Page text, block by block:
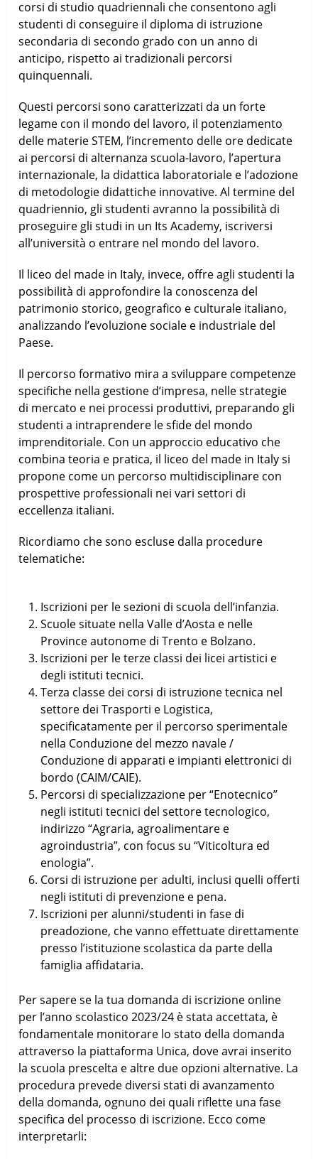
corsi di studio quadriennali che consentono agli
studenti di conseguire il diploma di istruzione
secondaria di secondo grado con un anno di
anticipo, rispetto ai tradizionali percorsi
quinquennali.
Questi percorsi sono caratterizzati da un forte
legame con il mondo del lavoro, il potenziamento
delle materie STEM, l’incremento delle ore dedicate
ai percorsi di alternanza scuola-lavoro, l’apertura
internazionale, la didattica laboratoriale e l’adozione
di metodologie didattiche innovative. Al termine del
quadriennio, gli studenti avranno la possibilità di
proseguire gli studi in un Its Academy, iscriversi
all’università o entrare nel mondo del lavoro.
Il liceo del made in Italy, invece, offre agli studenti la
possibilità di approfondire la conoscenza del
patrimonio storico, geografico e culturale italiano,
analizzando l’evoluzione sociale e industriale del
Paese.
Il percorso formativo mira a sviluppare competenze
specifiche nella gestione d’impresa, nelle strategie
di mercato e nei processi produttivi, preparando gli
studenti a intraprendere le sfide del mondo
imprenditoriale. Con un approccio educativo che
combina teoria e pratica, il liceo del made in Italy si
propone come un percorso multidisciplinare con
prospettive professionali nei vari settori di
eccellenza italiani.
Ricordiamo che sono escluse dalla procedure
telematiche:
Iscrizioni per le sezioni di scuola dell’infanzia.
Scuole situate nella Valle d’Aosta e nelle
Province autonome di Trento e Bolzano.
Iscrizioni per le terze classi dei licei artistici e
degli istituti tecnici.
Terza classe dei corsi di istruzione tecnica nel
settore dei Trasporti e Logistica,
specificatamente per il percorso sperimentale
nella Conduzione del mezzo navale /
Conduzione di apparati e impianti elettronici di
bordo (CAIM/CAIE).
Percorsi di specializzazione per “Enotecnico”
negli istituti tecnici del settore tecnologico,
indirizzo “Agraria, agroalimentare e
agroindustria”, con focus su “Viticoltura ed
enologia”.
Corsi di istruzione per adulti, inclusi quelli offerti
negli istituti di prevenzione e pena.
Iscrizioni per alunni/studenti in fase di
preadozione, che vanno effettuate direttamente
presso l’istituzione scolastica da parte della
famiglia affidataria.
Per sapere se la tua domanda di iscrizione online
per l’anno scolastico 2023/24 è stata accettata, è
fondamentale monitorare lo stato della domanda
attraverso la piattaforma Unica, dove avrai inserito
la scuola prescelta e altre due opzioni alternative. La
procedura prevede diversi stati di avanzamento
della domanda, ognuno dei quali riflette una fase
specifica del processo di iscrizione. Ecco come
interpretarli: